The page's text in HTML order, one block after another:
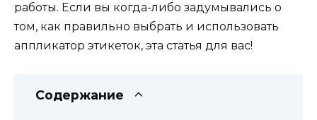
работы. Если вы когда-либо задумывались о
том, как правильно выбрать и использовать
аппликатор этикеток, эта статья для вас!
Содержание